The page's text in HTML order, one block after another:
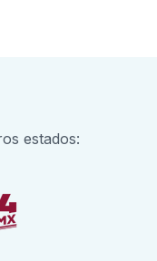
estados: